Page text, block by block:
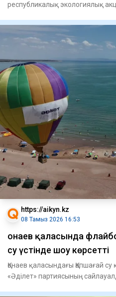
республикалық экологиялық
https://aikyn.kz
08 Тамыз 2026 16:53
Қонаев қаласында
су үстінде шоу көрсетті
Қонаев қаласындағы Қапшағай
«Әділет» партиясының